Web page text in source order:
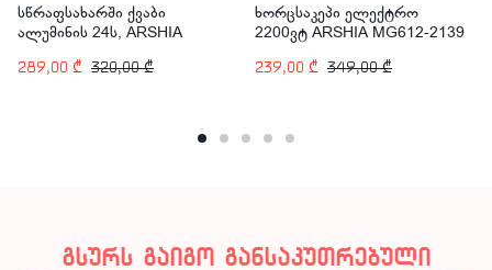
სწრაფსახარში ქვაბი
ალუმინის 24ს, ARSHIA
289,00 ₾ 320,00₾
ხორცსაკეპი ელექტრო
2200ვტ ARSHIA MG612-2139
239,00 ₾ 349,00₾
გსურს გაიგო განსაკუთრებული